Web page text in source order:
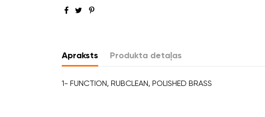
Apraksts Produkta detaļas
1- FUNCTION, RUBCLEAN, POLISHED BRASS